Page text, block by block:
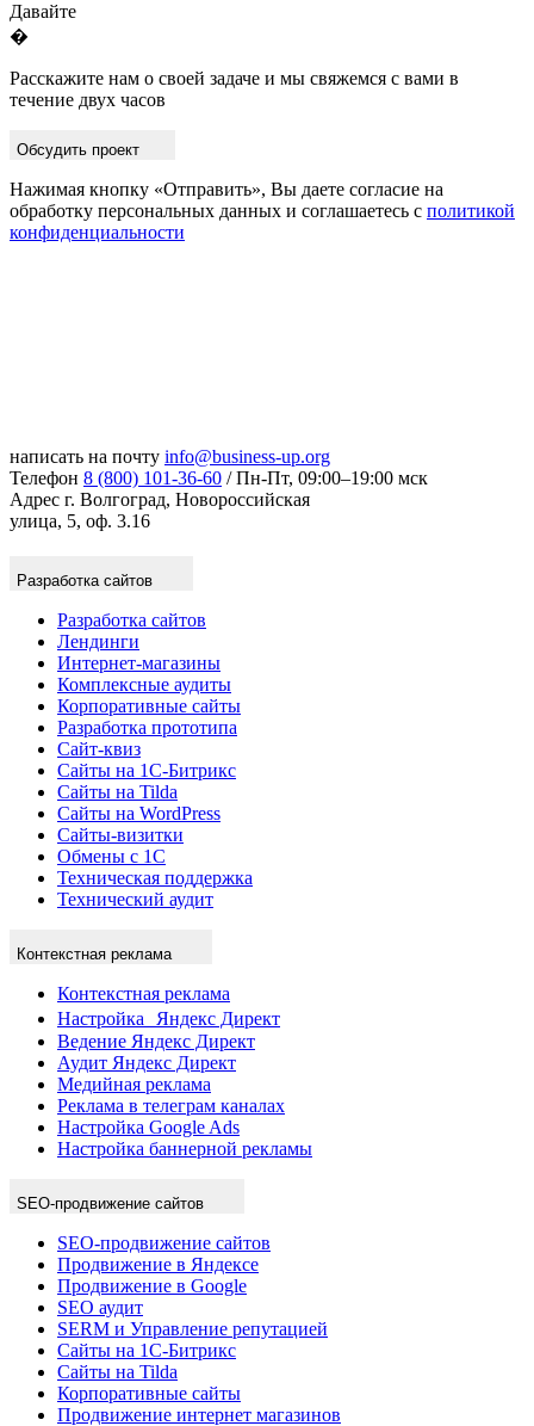
Давайте
�
Расскажите нам о своей задаче и мы свяжемся с вами в
течение двух часов
Обсудить проект
Нажимая кнопку «Отправить», Вы даете согласие на
обработку персональных данных и соглашаетесь с политикой
конфиденциальности
написать на почту info@business-up.org
Телефон 8 (800) 101-36-60 / Пн-Пт, 09:00–19:00 мск
Адрес г. Волгоград, Новороссийская
улица, 5, оф. 3.16
Разработка сайтов
Разработка сайтов
Лендинги
Интернет-магазины
Комплексные аудиты
Корпоративные сайты
Разработка прототипа
Сайт-квиз
Сайты на 1С-Битрикс
Сайты на Tilda
Сайты на WordPress
Сайты-визитки
Обмены с 1С
Техническая поддержка
Технический аудит
Контекстная реклама
Контекстная реклама
Настройка Яндекс Директ
Ведение Яндекс Директ
Аудит Яндекс Директ
Медийная реклама
Реклама в телеграм каналах
Настройка Google Ads
Настройка баннерной рекламы
SEO-продвижение сайтов
SEO-продвижение сайтов
Продвижение в Яндексе
Продвижение в Google
SEO аудит
SERM и Управление репутацией
Сайты на 1С-Битрикс
Сайты на Tilda
Корпоративные сайты
Продвижение интернет магазинов